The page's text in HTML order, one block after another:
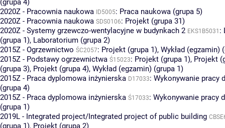
2020Z - Pracownia naukowa ID5005: Praca naukowa (grupa 5)
2020Z - Pracownia naukowa SDS0106: Projekt (grupa 31)
2020Z - Systemy grzewczo-wentylacyjne w budynkach 2 EKS1B5031 :
(grupa 1), Laboratorium (grupa 2)
2015Z - Ogrzewnictwo ŚC2057: Projekt (grupa 1), Wykład (egzamin)
2015Z - Podstawy ogrzewnictwa Ś15023: Projekt (grupa 1), Projekt
(grupa 3), Projekt (grupa 4), Wykład (egzamin) (grupa 1)
2015Z - Praca dyplomowa inżynierska D17033: Wykonywanie pracy
(grupa 4)
2015Z - Praca dyplomowa inżynierska Ś17033: Wykonywanie pracy
(grupa 1)
2019L - Integrated project/Integrated project of public building
(grupa 1), Projekt (grupa 2)